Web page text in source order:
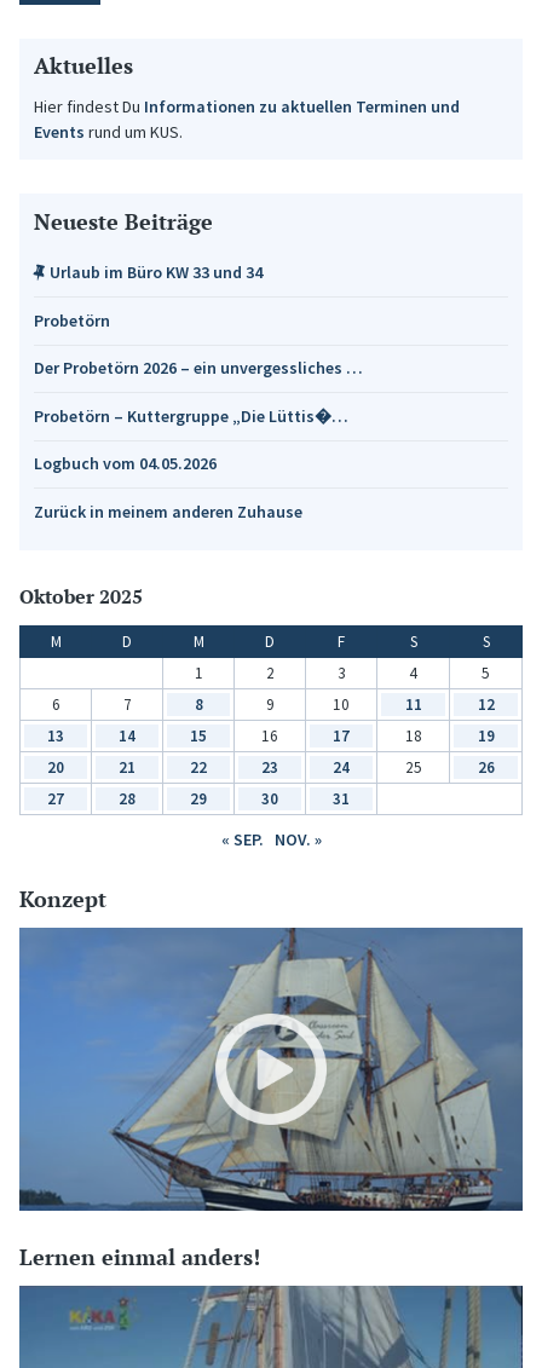
Aktuelles
Hier findest Du Informationen zu aktuellen Terminen und
Events rund um KUS.
Neueste Beiträge
Urlaub im Büro KW 33 und 34
Probetörn
Der Probetörn 2026 – ein unvergessliches …
Probetörn – Kuttergruppe „Die Lüttis�…
Logbuch vom 04.05.2026
Zurück in meinem anderen Zuhause
Oktober 2025
M D M D F S
S
1
2 3 4
5
6
7 8 9 10 11
12
13
14 15 16 17 18
19
20
21 22 23 24 25
26
27
28 29 30 31
« SEP. NOV. »
Konzept
Lernen einmal anders!